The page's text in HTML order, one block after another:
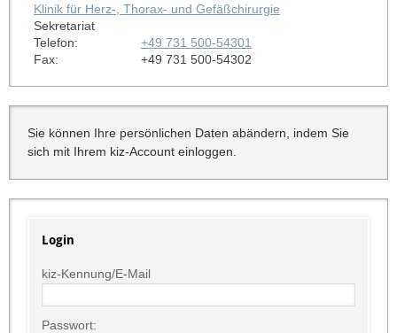
Klinik für Herz-, Thorax- und Gefäßchirurgie
Sekretariat
Telefon:
+49 731 500-54301
Fax:
+49 731 500-54302
Sie können Ihre persönlichen Daten abändern, indem Sie
sich mit Ihrem kiz-Account einloggen.
Login
kiz-Kennung/E-Mail
Passwort: